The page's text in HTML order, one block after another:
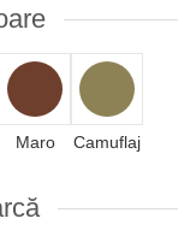
Maro Camuflaj